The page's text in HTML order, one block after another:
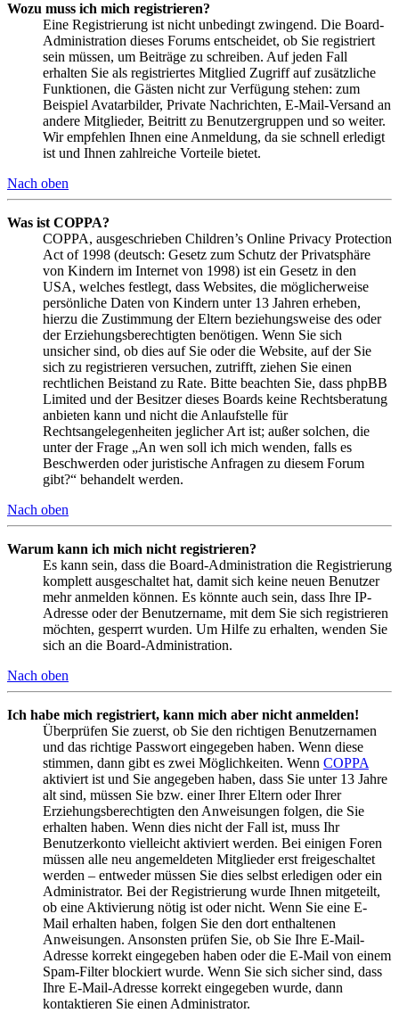
Wozu muss ich mich registrieren?
Eine Registrierung ist nicht unbedingt zwingend. Die Board-
Administration dieses Forums entscheidet, ob Sie registriert
sein müssen, um Beiträge zu schreiben. Auf jeden Fall
erhalten Sie als registriertes Mitglied Zugriff auf zusätzliche
Funktionen, die Gästen nicht zur Verfügung stehen: zum
Beispiel Avatarbilder, Private Nachrichten, E-Mail-Versand an
andere Mitglieder, Beitritt zu Benutzergruppen und so weiter.
Wir empfehlen Ihnen eine Anmeldung, da sie schnell erledigt
ist und Ihnen zahlreiche Vorteile bietet.
Nach oben
Was ist COPPA?
COPPA, ausgeschrieben Children’s Online Privacy Protection
Act of 1998 (deutsch: Gesetz zum Schutz der Privatsphäre
von Kindern im Internet von 1998) ist ein Gesetz in den
USA, welches festlegt, dass Websites, die möglicherweise
persönliche Daten von Kindern unter 13 Jahren erheben,
hierzu die Zustimmung der Eltern beziehungsweise des oder
der Erziehungsberechtigten benötigen. Wenn Sie sich
unsicher sind, ob dies auf Sie oder die Website, auf der Sie
sich zu registrieren versuchen, zutrifft, ziehen Sie einen
rechtlichen Beistand zu Rate. Bitte beachten Sie, dass phpBB
Limited und der Besitzer dieses Boards keine Rechtsberatung
anbieten kann und nicht die Anlaufstelle für
Rechtsangelegenheiten jeglicher Art ist; außer solchen, die
unter der Frage „An wen soll ich mich wenden, falls es
Beschwerden oder juristische Anfragen zu diesem Forum
gibt?“ behandelt werden.
Nach oben
Warum kann ich mich nicht registrieren?
Es kann sein, dass die Board-Administration die Registrierung
komplett ausgeschaltet hat, damit sich keine neuen Benutzer
mehr anmelden können. Es könnte auch sein, dass Ihre IP-
Adresse oder der Benutzername, mit dem Sie sich registrieren
möchten, gesperrt wurden. Um Hilfe zu erhalten, wenden Sie
sich an die Board-Administration.
Nach oben
Ich habe mich registriert, kann mich aber nicht anmelden!
Überprüfen Sie zuerst, ob Sie den richtigen Benutzernamen
und das richtige Passwort eingegeben haben. Wenn diese
stimmen, dann gibt es zwei Möglichkeiten. Wenn COPPA
aktiviert ist und Sie angegeben haben, dass Sie unter 13 Jahre
alt sind, müssen Sie bzw. einer Ihrer Eltern oder Ihrer
Erziehungsberechtigten den Anweisungen folgen, die Sie
erhalten haben. Wenn dies nicht der Fall ist, muss Ihr
Benutzerkonto vielleicht aktiviert werden. Bei einigen Foren
müssen alle neu angemeldeten Mitglieder erst freigeschaltet
werden – entweder müssen Sie dies selbst erledigen oder ein
Administrator. Bei der Registrierung wurde Ihnen mitgeteilt,
ob eine Aktivierung nötig ist oder nicht. Wenn Sie eine E-
Mail erhalten haben, folgen Sie den dort enthaltenen
Anweisungen. Ansonsten prüfen Sie, ob Sie Ihre E-Mail-
Adresse korrekt eingegeben haben oder die E-Mail von einem
Spam-Filter blockiert wurde. Wenn Sie sich sicher sind, dass
Ihre E-Mail-Adresse korrekt eingegeben wurde, dann
kontaktieren Sie einen Administrator.